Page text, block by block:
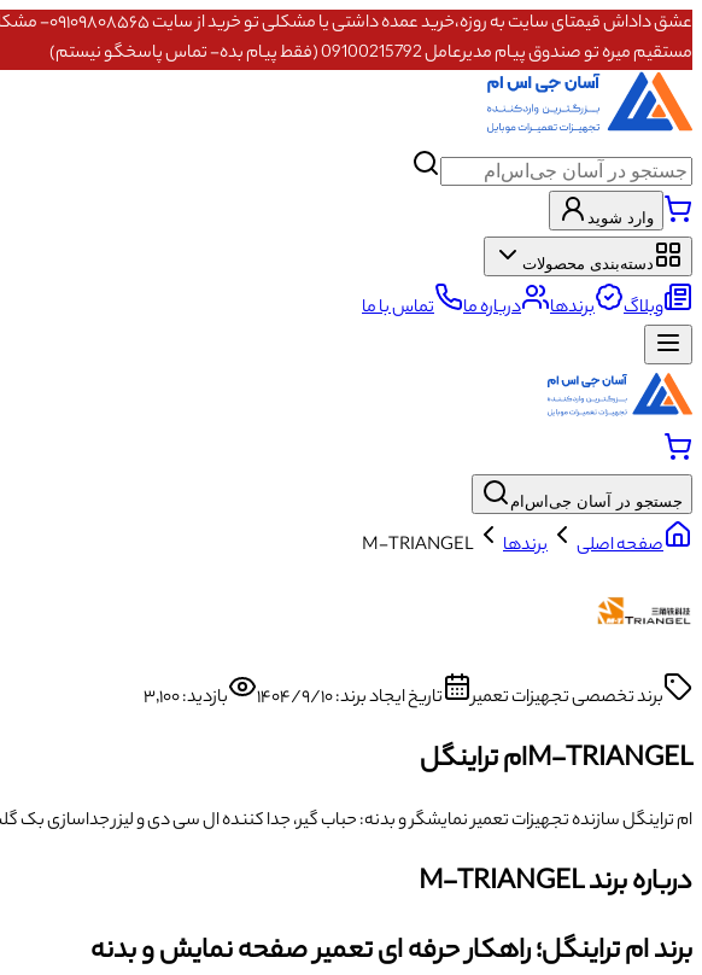
مستقیم میره تو صندوق پیام مدیرعامل 09100215792 (فقط پیام بده- تماس پاسخگو نیستم)
وارد شوید
دسته‌بندی محصولات
وبلاگ برندها درباره ما تماس با ما
جستجو در آسان جی‌اس‌ام
صفحه اصلی برندها M-TRIANGEL
برند تخصصی تجهیزات تعمیر تاریخ ایجاد برند:۱۴۰۴/۹/۱۰ بازدید:۳٬۱۰۰
M-TRIANGELام تراینگل
ام تراینگل سازنده تجهیزات تعمیر نمایشگر و بدنه: حباب گیر، جدا کننده ال سی دی و لیزر جداسازی بک گلس آیفون. تاسیس 2007، صادرات از
درباره برندM-TRIANGEL
برند ام تراینگل؛ راهکار حرفه ای تعمیر صفحه نمایش و بدنه